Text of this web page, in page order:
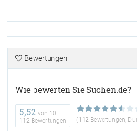
Bewertungen
Wie bewerten Sie Suchen.de?
5,52 von 10
112 Bewertungen
(112 Bewertungen,